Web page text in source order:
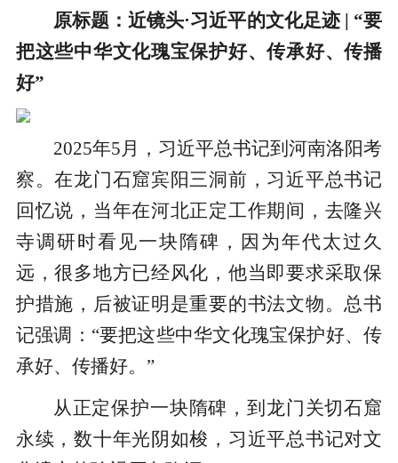
原标题：近镜头·习近平的文化足迹 | “要
把这些中华文化瑰宝保护好、传承好、传播
好”
2025年5月，习近平总书记到河南洛阳考
察。在龙门石窟宾阳三洞前，习近平总书记
回忆说，当年在河北正定工作期间，去隆兴
寺调研时看见一块隋碑，因为年代太过久
远，很多地方已经风化，他当即要求采取保
护措施，后被证明是重要的书法文物。总书
记强调：“要把这些中华文化瑰宝保护好、传
承好、传播好。”
从正定保护一块隋碑，到龙门关切石窟
永续，数十年光阴如梭，习近平总书记对文